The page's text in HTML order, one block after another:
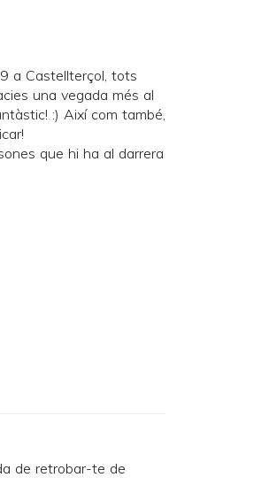
a Castellterçol, tots
una vegada més al
:) Així com també,
que hi ha al darrera
de retrobar-te de